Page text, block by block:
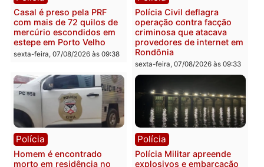
Polícia
2 MILHÕES – Unnesa
apresenta documentos
transparência e legalidade
na operação alvo da PF
sexta-feira, 07/08/2026 às 12:24
Polícia
Polícia Federal apreende
400 quilos de drogas e
prende motorista em RO
sexta-feira, 07/08/2026 às